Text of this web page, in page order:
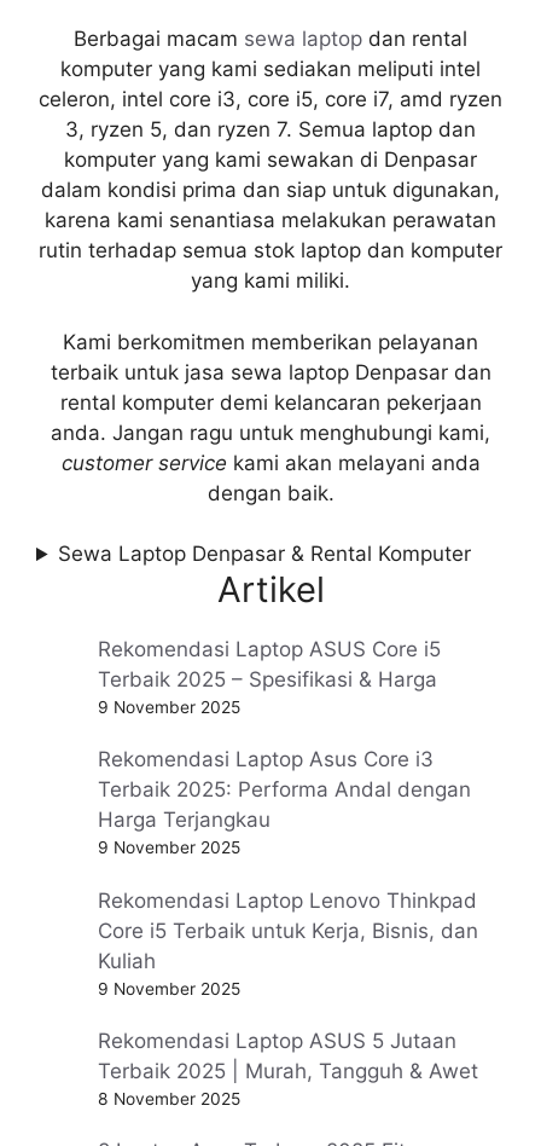
Berbagai macam sewa laptop dan rental
komputer yang kami sediakan meliputi intel
celeron, intel core i3, core i5, core i7, amd ryzen
3, ryzen 5, dan ryzen 7. Semua laptop dan
komputer yang kami sewakan di Denpasar
dalam kondisi prima dan siap untuk digunakan,
karena kami senantiasa melakukan perawatan
rutin terhadap semua stok laptop dan komputer
yang kami miliki.
Kami berkomitmen memberikan pelayanan
terbaik untuk jasa sewa laptop Denpasar dan
rental komputer demi kelancaran pekerjaan
anda. Jangan ragu untuk menghubungi kami,
customer service kami akan melayani anda
dengan baik.
Sewa Laptop Denpasar & Rental Komputer
Artikel
Rekomendasi Laptop ASUS Core i5
Terbaik 2025 – Spesifikasi & Harga
9 November 2025
Rekomendasi Laptop Asus Core i3
Terbaik 2025: Performa Andal dengan
Harga Terjangkau
9 November 2025
Rekomendasi Laptop Lenovo Thinkpad
Core i5 Terbaik untuk Kerja, Bisnis, dan
Kuliah
9 November 2025
Rekomendasi Laptop ASUS 5 Jutaan
Terbaik 2025 | Murah, Tangguh & Awet
8 November 2025